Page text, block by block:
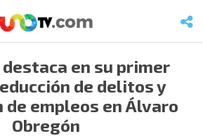
en su primer
de delitos y
de empleos en Álvaro
Obregón